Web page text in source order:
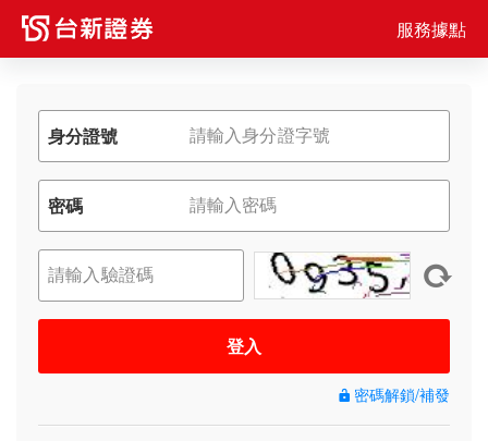
服務據點
身分證號
密碼
登入
密碼解鎖/補發